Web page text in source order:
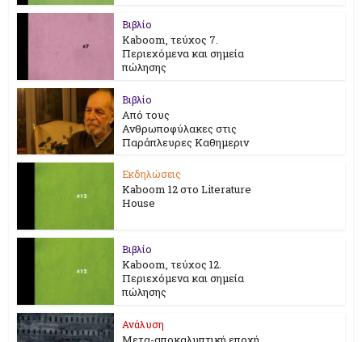
Βιβλίο
Kaboom, τεύχος 7.
Περιεχόμενα και σημεία
πώλησης
Βιβλίο
Από τους
Ανθρωποφύλακες στις
Παράπλευρες Καθημεριν
Εκδηλώσεις
Kaboom 12 στο Literature
House
Βιβλίο
Kaboom, τεύχος 12.
Περιεχόμενα και σημεία
πώλησης
Ανάλυση